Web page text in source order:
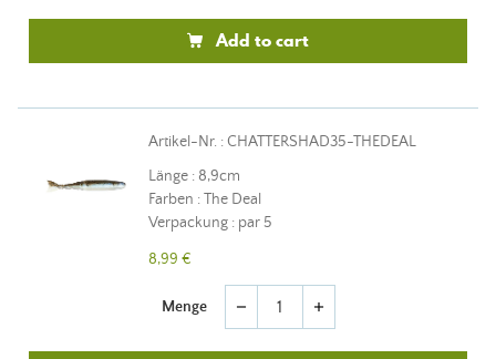
Add to cart
Artikel-Nr. : CHATTERSHAD35-THEDEAL
Länge : 8,9cm
Farben : The Deal
Verpackung : par 5
8,99 €
Menge remove add